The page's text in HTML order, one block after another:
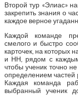
Второй тур «Элиас»
закрепить знания о
каждое верное
Каждой команде
смелого и быстро
карточек, на которых
и НН, рядом с каждым
чтобы ученик точно
определением частей
Каждая команда
выбранный ученик